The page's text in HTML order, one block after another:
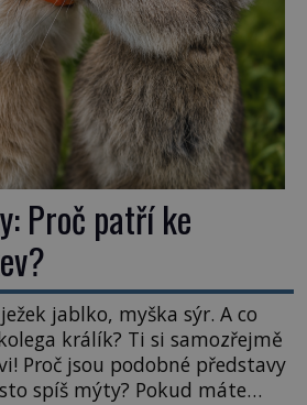
Proč patří ke
jablko, myška sýr. A co
králík? Ti si samozřejmě
Proč jsou podobné představy
spíš mýty? Pokud máte